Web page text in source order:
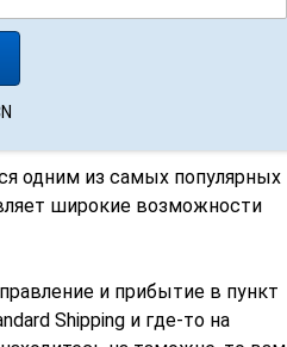
одним из самых популярных
широкие возможности
и прибытие в пункт
Shipping и где-то на